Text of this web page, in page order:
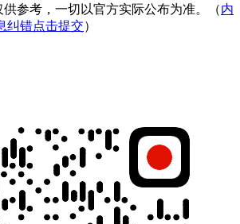
参考，一切以官方实际公布为准。（内
纠错点击提交）